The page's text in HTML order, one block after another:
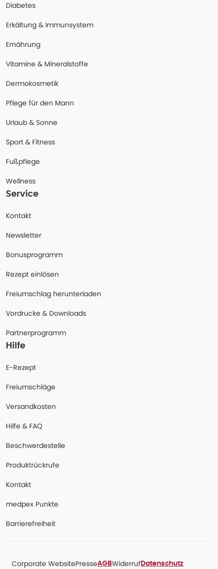
Diabetes
Erkältung & Immunsystem
Ernährung
Vitamine & Mineralstoffe
Dermokosmetik
Pflege für den Mann
Urlaub & Sonne
Sport & Fitness
Fußpflege
Wellness
Service
Kontakt
Newsletter
Bonusprogramm
Rezept einlösen
Freiumschlag herunterladen
Vordrucke & Downloads
Partnerprogramm
Hilfe
E-Rezept
Freiumschläge
Versandkosten
Hilfe & FAQ
Beschwerdestelle
Produktrückrufe
Kontakt
medpex Punkte
Barrierefreiheit
Corporate WebsitePresseAGBWiderruf Datenschutz